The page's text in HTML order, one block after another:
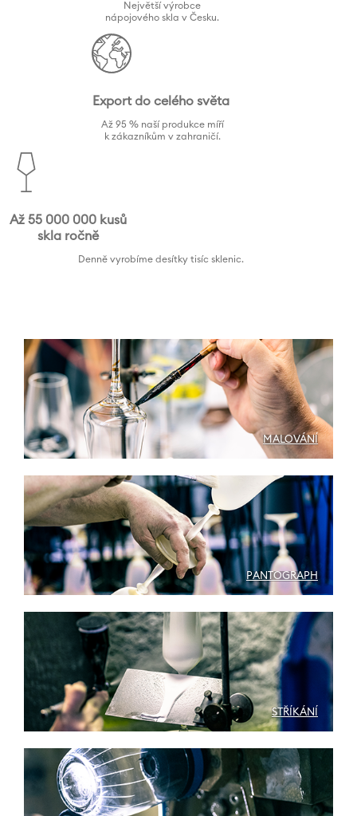
Největší výrobce
nápojového skla v Česku.
Export do celého světa
Až 95 % naší produkce míří
k zákazníkům v zahraničí.
Až 55 000 000 kusů
skla ročně
Denně vyrobíme desítky tisíc sklenic.
MALOVÁNÍ
PANTOGRAPH
STŘÍKÁNÍ